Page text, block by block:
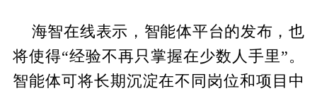
海智在线表示，智能体平台的发布，也
将使得“经验不再只掌握在少数人手里”。
智能体可将长期沉淀在不同岗位和项目中